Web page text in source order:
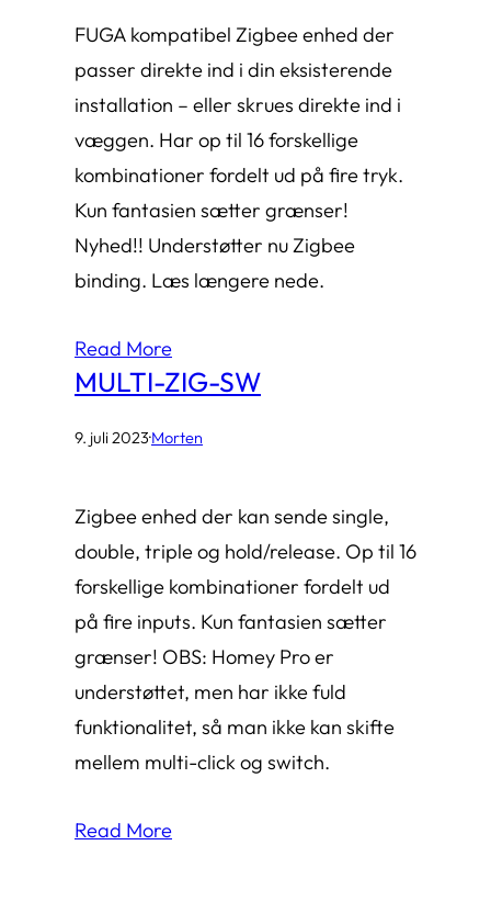
FUGA kompatibel Zigbee enhed der
passer direkte ind i din eksisterende
installation – eller skrues direkte ind i
væggen. Har op til 16 forskellige
kombinationer fordelt ud på fire tryk.
Kun fantasien sætter grænser!
Nyhed!! Understøtter nu Zigbee
binding. Læs længere nede.
Read More
MULTI-ZIG-SW
9. juli 2023·Morten
Zigbee enhed der kan sende single,
double, triple og hold/release. Op til 16
forskellige kombinationer fordelt ud
på fire inputs. Kun fantasien sætter
grænser! OBS: Homey Pro er
understøttet, men har ikke fuld
funktionalitet, så man ikke kan skifte
mellem multi-click og switch.
Read More